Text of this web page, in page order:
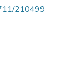
210499